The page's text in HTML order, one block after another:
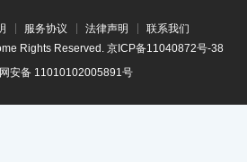
服务协议 法律声明
联系我们
Rights Reserved. 京ICP备11040872号-38
安备 11010102005891号